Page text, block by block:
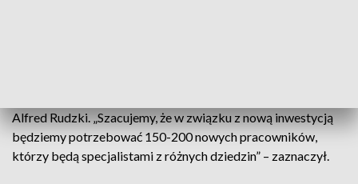
Alfred Rudzki. „Szacujemy, że w związku z nową inwestycją
będziemy potrzebować 150-200 nowych pracowników,
którzy będą specjalistami z różnych dziedzin” – zaznaczył.